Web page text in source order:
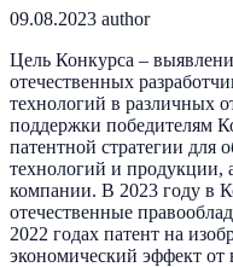
09.08.2023 author
Цель Конкурса –
отечественных
технологий в различных
поддержки победителям
патентной стратегии для
технологий и продукции,
компании. В 2023 году в
отечественные
2022 годах патент на
экономический эффект от